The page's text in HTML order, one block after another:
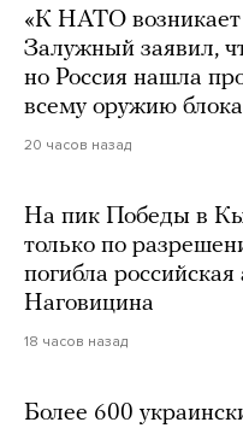
«К НАТО возникает
Залужный заявил,
но Россия нашла
всему оружию блока
20 часов назад
На пик Победы в
только по
погибла
Наговицина
18 часов назад
Более 600